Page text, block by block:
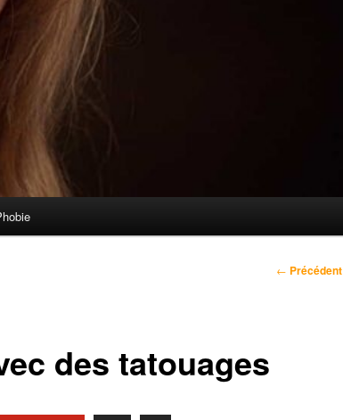
Navigation
← Précédent
des tatouages